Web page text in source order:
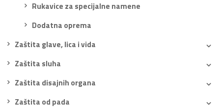
Rukavice za specijalne namene
Dodatna oprema
Zaštita glave, lica i vida
Zaštita sluha
Zaštita disajnih organa
Zaštita od pada